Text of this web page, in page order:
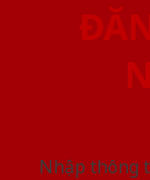
Nhập thông